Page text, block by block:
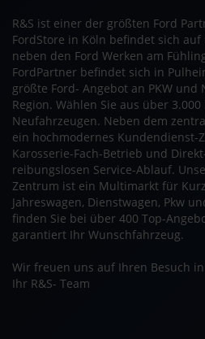
R&S ist einer der größten Ford
FordStore in Köln befindet sich
neben den Ford Werken am
FordPartner befindet sich in
größte Ford- Angebot an PKW
Region. Wählen Sie aus über
Neufahrzeugen. Neben dem
ein hochmodernes Kundendienst-
Karosserie-Fach-Betrieb und
reibungslosen Service-Ablauf.
Zentrum ist ein Multimarkt für
Jahreswagen, Dienstwagen, Pkw
finden Sie bei über 400 Top-
garantiert Ihr Wunschfahrzeug.
Wir freuen uns auf Ihren Besuch
Ihr R&S- Team